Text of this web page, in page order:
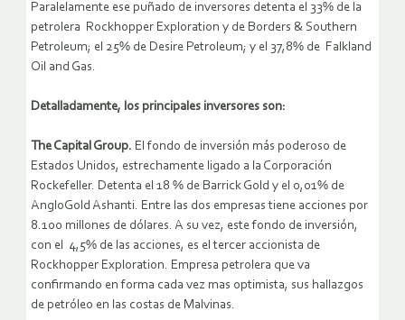
Paralelamente ese puñado de inversores detenta el 33% de la
petrolera Rockhopper Exploration y de Borders & Southern
Petroleum; el 25% de Desire Petroleum; y el 37,8% de Falkland
Oil and Gas.
Detalladamente, los principales inversores son:
The Capital Group. El fondo de inversión más poderoso de
Estados Unidos, estrechamente ligado a la Corporación
Rockefeller. Detenta el 18 % de Barrick Gold y el 0,01% de
AngloGold Ashanti. Entre las dos empresas tiene acciones por
8.100 millones de dólares. A su vez, este fondo de inversión,
con el 4,5% de las acciones, es el tercer accionista de
Rockhopper Exploration. Empresa petrolera que va
confirmando en forma cada vez mas optimista, sus hallazgos
de petróleo en las costas de Malvinas.